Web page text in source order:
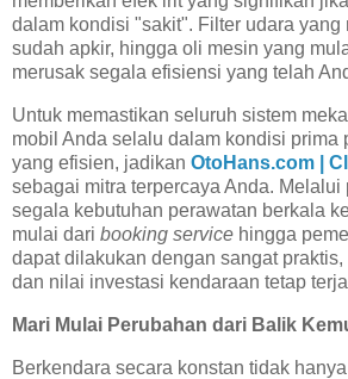
dalam kondisi "sakit". Filter udara yang
sudah apkir, hingga oli mesin yang
merusak segala efisiensi yang telah
Untuk memastikan seluruh sistem
mobil Anda selalu dalam kondisi prima
yang efisien, jadikan OtoHans.com |
sebagai mitra terpercaya Anda. Melalui
segala kebutuhan perawatan berkala
mulai dari booking service hingga
dapat dilakukan dengan sangat
dan nilai investasi kendaraan tetap
Mari Mulai Perubahan dari Balik
Berkendara secara konstan tidak